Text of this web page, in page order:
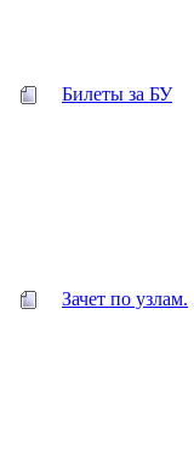
Билеты за БУ
Зачет по узлам.